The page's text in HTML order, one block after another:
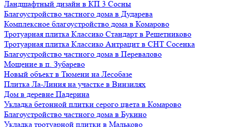
Ландшафтный дизайн в КП 3 Сосны
Благоустройство частного дома в Дударева
Комплексное благоустройство дома в Комарово
Тротуарная плитка Классико Стандарт в Решетниково
Тротуарная плитка Классико Антрацит в СНТ Сосенка
Благоустройство частного дома в Перевалово
Мощение в п. Зубарево
Новый объект в Тюмени на Лесобазе
Плитка Ла-Линия на участке в Винзилях
Дом в деревне Падерина
Укладка бетонной плитки серого цвета в Комарово
Благоустройство частного дома в Букино
Укладка тротуарной плитки в Мальково